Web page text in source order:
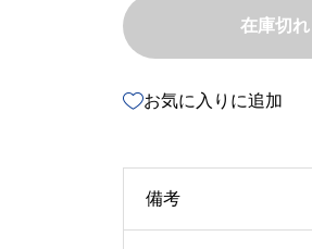
在庫切れ
お気に入りに追加
備考